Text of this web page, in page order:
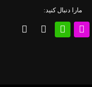
مارا دنبال کنید: